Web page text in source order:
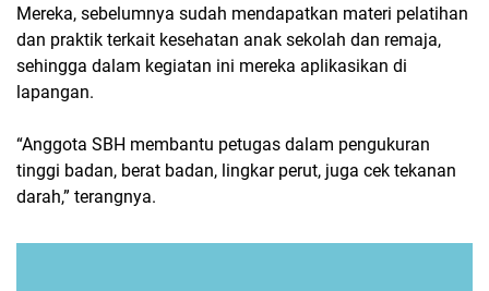
Mereka, sebelumnya sudah mendapatkan materi pelatihan
dan praktik terkait kesehatan anak sekolah dan remaja,
sehingga dalam kegiatan ini mereka aplikasikan di
lapangan.
“Anggota SBH membantu petugas dalam pengukuran
tinggi badan, berat badan, lingkar perut, juga cek tekanan
darah,” terangnya.